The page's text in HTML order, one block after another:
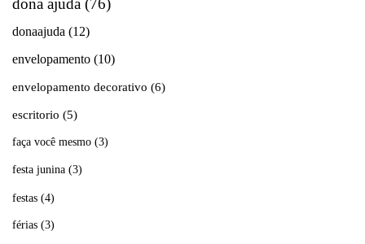
dona ajuda (76)
donaajuda (12)
envelopamento (10)
envelopamento decorativo (6)
escritorio (5)
faça você mesmo (3)
festa junina (3)
festas (4)
férias (3)